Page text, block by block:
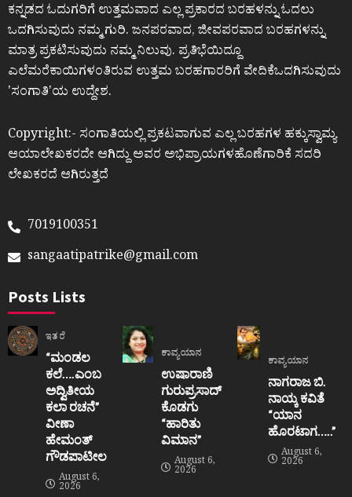
ಕನ್ನಡದ ಓದುಗರಿಗೆ ಉತ್ತಮವಾದ ಎಲ್ಲ ಪ್ರಕಾರದ ಬರಹಳನ್ನು ಓದಲು
ಒದಗಿಸುವುದು ನಮ್ಮ ಗುರಿ. ಜನಪರವಾದ, ಜೀವಪರವಾದ ಬರಹಗಳನ್ನು
ಮಾತ್ರ ಪ್ರಕಟಿಸುವುದು ನಮ್ಮ ನಿಲುವು. ಪ್ರತಿಭೆಯಿದ್ದೂ
ಎಲೆಮರೆಕಾಯಿಗಳಂತಿರುವ ಉತ್ತಮ ಬರಹಗಾರರಿಗೆ ವೇದಿಕೆಒದಗಿಸುವುದು
ʼಸಂಗಾತಿʼಯ ಉದ್ದೇಶ.
Copyright:- ಸಂಗಾತಿಯಲ್ಲಿ ಪ್ರಕಟವಾಗುವ ಎಲ್ಲ ಬರಹಗಳ ಹಕ್ಕುಸ್ವಾಮ್ಯ
ಆಯಾಲೇಖಕರದೇ ಆಗಿದ್ದು ಅವರ ಅಭಿಪ್ರಾಯಗಳಹೊಣೆಗಾರಿಕೆ ಸದರಿ
ಲೇಖಕರದೆ ಆಗಿರುತ್ತದೆ
7019100351
sangaatipatrike@gmail.com
Posts Lists
ಇತರೆ
“ಮಂಡಲ
ಕಲೆ….ಎಂಬ
ಅದ್ವಿತೀಯ
ಕಲಾ ರಚನೆ”‌
ವೀಣಾ
ಹೇಮಂತ್‌
ಗೌಡಪಾಟೀಲ
August 6,
2026
ಕಾವ್ಯಯಾನ
ಉಷಾರಾಣಿ
ಗುರುಪ್ರಸಾದ್
ಕೊಡಗು
“ಹಾರಿತು
ವಿಮಾನ”
August 6,
2026
ಕಾವ್ಯಯಾನ
ನಾಗರಾಜ ಬಿ.
ನಾಯ್ಕ ಕವಿತೆ
“ಯಾನ
ಹೊರಟಾಗ…..”
August 6,
2026